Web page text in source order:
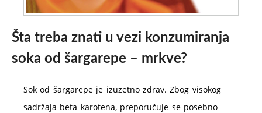
Šta treba znati u vezi konzumiranja
soka od šargarepe – mrkve?
Sok od šargarepe je izuzetno zdrav. Zbog visokog
sadržaja beta karotena, preporučuje se posebno